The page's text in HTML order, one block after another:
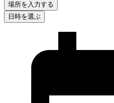
場所を入力する
日時を選ぶ